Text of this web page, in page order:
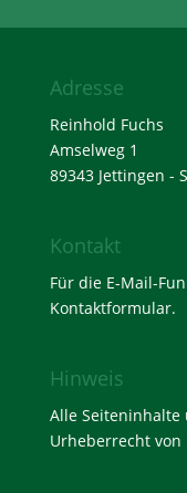
Adresse
Reinhold Fuchs
Amselweg 1
89343 Jettingen -
Kontakt
Für die E-Mail-
Kontaktformular.
Hinweis
Alle Seiteninhalte
Urheberrecht von